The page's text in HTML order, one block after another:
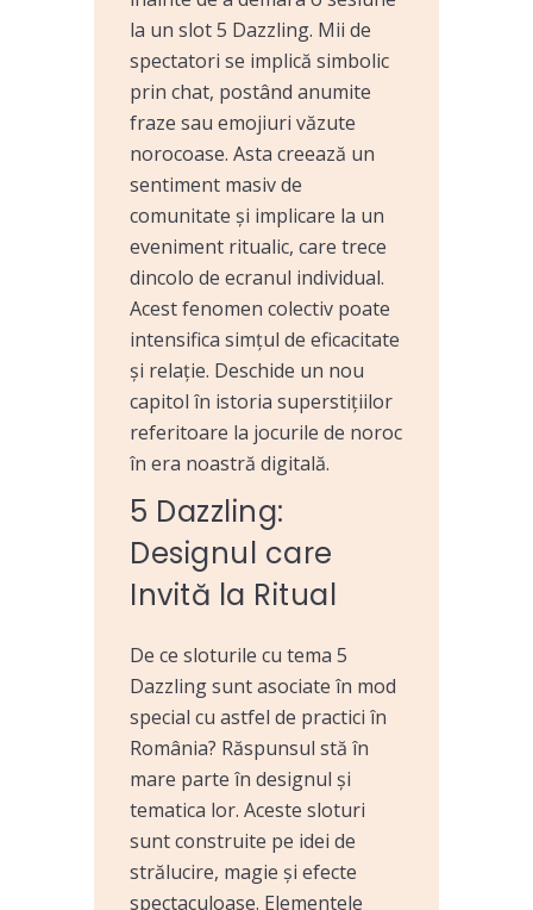
la un slot 5 Dazzling. Mii de
spectatori se implică simbolic
prin chat, postând anumite
fraze sau emojiuri văzute
norocoase. Asta creează un
sentiment masiv de
comunitate și implicare la un
eveniment ritualic, care trece
dincolo de ecranul individual.
Acest fenomen colectiv poate
intensifica simțul de eficacitate
și relație. Deschide un nou
capitol în istoria superstițiilor
referitoare la jocurile de noroc
în era noastră digitală.
5 Dazzling:
Designul care
Invită la Ritual
De ce sloturile cu tema 5
Dazzling sunt asociate în mod
special cu astfel de practici în
România? Răspunsul stă în
mare parte în designul și
tematica lor. Aceste sloturi
sunt construite pe idei de
strălucire, magie și efecte
spectaculoase. Elementele